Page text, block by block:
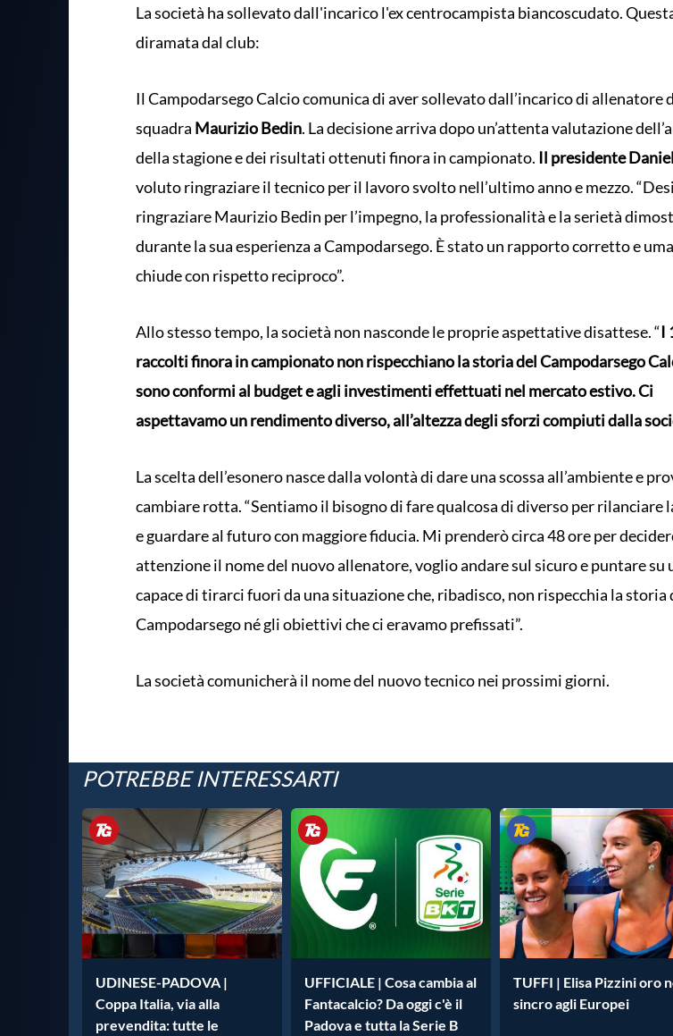
La società ha sollevato dall'incarico l'ex centrocampista biancoscudato.
diramata dal club:
Il Campodarsego Calcio comunica di aver sollevato dall’incarico di allenatore
squadra Maurizio Bedin. La decisione arriva dopo un’attenta valutazione
della stagione e dei risultati ottenuti finora in campionato. Il presidente
voluto ringraziare il tecnico per il lavoro svolto nell’ultimo anno e mezzo.
ringraziare Maurizio Bedin per l’impegno, la professionalità e la serietà
durante la sua esperienza a Campodarsego. È stato un rapporto corretto e
chiude con rispetto reciproco”.
Allo stesso tempo, la società non nasconde le proprie aspettative disattese. “I
raccolti finora in campionato non rispecchiano la storia del Campodarsego
sono conformi al budget e agli investimenti effettuati nel mercato estivo. Ci
aspettavamo un rendimento diverso, all’altezza degli sforzi compiuti dalla
La scelta dell’esonero nasce dalla volontà di dare una scossa all’ambiente e
cambiare rotta. “Sentiamo il bisogno di fare qualcosa di diverso per rilanciare
e guardare al futuro con maggiore fiducia. Mi prenderò circa 48 ore per
attenzione il nome del nuovo allenatore, voglio andare sul sicuro e puntare su
capace di tirarci fuori da una situazione che, ribadisco, non rispecchia la storia
Campodarsego né gli obiettivi che ci eravamo prefissati”.
La società comunicherà il nome del nuovo tecnico nei prossimi giorni.
POTREBBE INTERESSARTI
UDINESE-PADOVA |
Coppa Italia, via alla
prevendita: tutte le
UFFICIALE | Cosa cambia al
Fantacalcio? Da oggi c'è il
Padova e tutta la Serie B
TUFFI | Elisa Pizzini oro
sincro agli Europei